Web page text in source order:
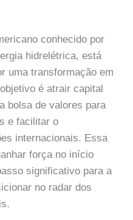
conhecido por
hidrelétrica, está
uma transformação em
é atrair capital
bolsa de valores para
e facilitar o
internacionais. Essa
força no início
significativo para a
no radar dos